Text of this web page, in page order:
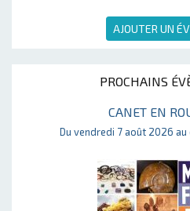
AJOUTER UN
PROCHAINS
CANET EN
Du vendredi 7 août 2026